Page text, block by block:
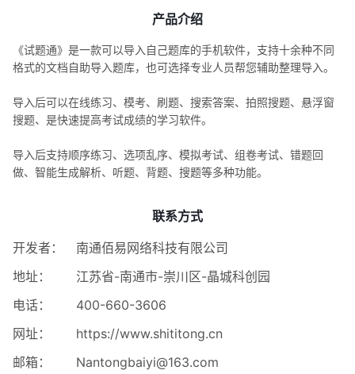
产品介绍
《试题通》是一款可以导入自己题库的手机软件，支持十余种不同
格式的文档自助导入题库，也可选择专业人员帮您辅助整理导入。
导入后可以在线练习、模考、刷题、搜索答案、拍照搜题、悬浮窗
搜题、是快速提高考试成绩的学习软件。
导入后支持顺序练习、选项乱序、模拟考试、组卷考试、错题回
做、智能生成解析、听题、背题、搜题等多种功能。
联系方式
开发者：
南通佰易网络科技有限公司
地址：
江苏省-南通市-崇川区-晶城科创园
电话：
400-660-3606
网址：
https://www.shititong.cn
邮箱：
Nantongbaiyi@163.com